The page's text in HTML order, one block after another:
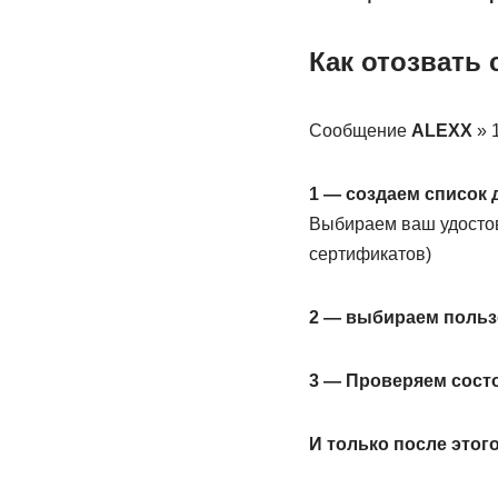
Как отозвать
Сообщение ALEXX »
1 — создаем список
Выбираем ваш
сертификатов)
2 — выбираем
3 — Проверяем
И только после